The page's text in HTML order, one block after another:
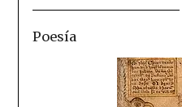
Poesía